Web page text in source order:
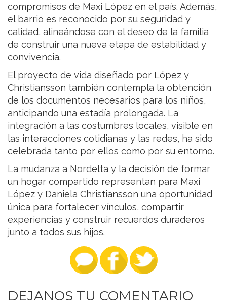
compromisos de Maxi López en el país. Además,
el barrio es reconocido por su seguridad y
calidad, alineándose con el deseo de la familia
de construir una nueva etapa de estabilidad y
convivencia.
El proyecto de vida diseñado por López y
Christiansson también contempla la obtención
de los documentos necesarios para los niños,
anticipando una estadía prolongada. La
integración a las costumbres locales, visible en
las interacciones cotidianas y las redes, ha sido
celebrada tanto por ellos como por su entorno.
La mudanza a Nordelta y la decisión de formar
un hogar compartido representan para Maxi
López y Daniela Christiansson una oportunidad
única para fortalecer vínculos, compartir
experiencias y construir recuerdos duraderos
junto a todos sus hijos.
DEJANOS TU COMENTARIO